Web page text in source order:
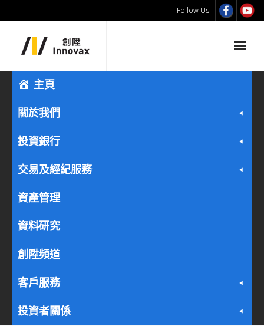
Follow Us
主頁
關於我們
投資銀行
交易及經紀服務
資產管理
資料研究
創陞頻道
客戶服務
投資者關係